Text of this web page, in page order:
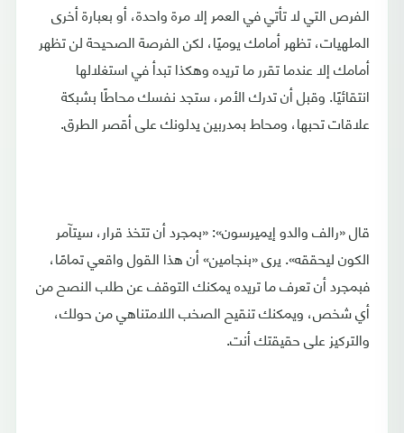
الفرص التي لا تأتي في العمر إلا مرة واحدة، أو بعبارة أخرى
الملهيات، تظهر أمامك يوميًا، لكن الفرصة الصحيحة لن تظهر
أمامك إلا عندما تقرر ما تريده وهكذا تبدأ في استغلالها
انتقائيًا. وقبل أن تدرك الأمر، ستجد نفسك محاطًا بشبكة
علاقات تحبها، ومحاط بمدربين يدلونك على أقصر الطرق.
قال «رالف والدو إيميرسون»: «بمجرد أن تتخذ قرار، سيتآمر
الكون ليحققه». يرى «بنجامين» أن هذا القول واقعي تمامًا،
فبمجرد أن تعرف ما تريده يمكنك التوقف عن طلب النصح من
أي شخص، ويمكنك تنقيح الصخب اللامتناهي من حولك،
والتركيز على حقيقتك أنت.